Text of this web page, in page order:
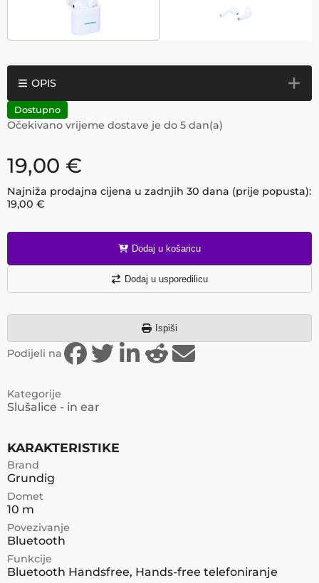
OPIS
Dostupno
Očekivano vrijeme dostave je do 5 dan(a)
19,00 €
Najniža prodajna cijena u zadnjih 30 dana (prije popusta):
19,00 €
Dodaj u košaricu
Dodaj u usporedilicu
Ispiši
Podijeli na
Kategorije
Slušalice - in ear
KARAKTERISTIKE
Brand
Grundig
Domet
10 m
Povezivanje
Bluetooth
Funkcije
Bluetooth Handsfree, Hands-free telefoniranje